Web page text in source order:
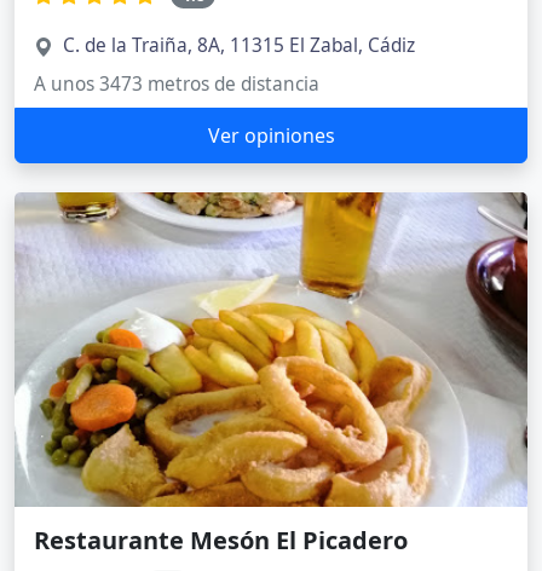
C. de la Traiña, 8A, 11315 El Zabal, Cádiz
A unos 3473 metros de distancia
Ver opiniones
Restaurante Mesón El Picadero